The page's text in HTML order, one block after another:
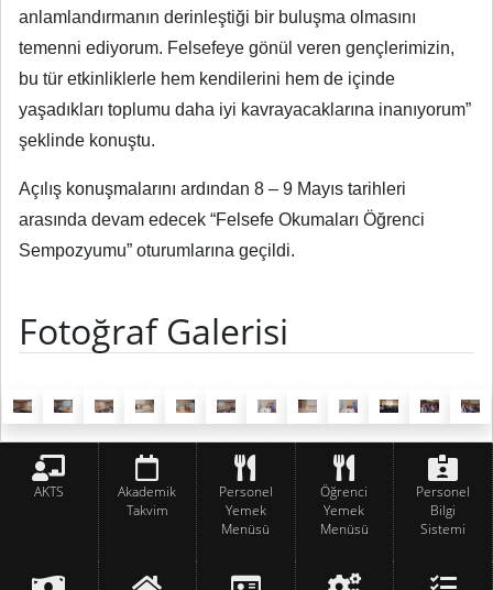
anlamlandırmanın derinleştiği bir buluşma olmasını
temenni ediyorum. Felsefeye gönül veren gençlerimizin,
bu tür etkinliklerle hem kendilerini hem de içinde
yaşadıkları toplumu daha iyi kavrayacaklarına inanıyorum”
şeklinde konuştu.
Açılış konuşmalarını ardından 8 – 9 Mayıs tarihleri
arasında devam edecek “Felsefe Okumaları Öğrenci
Sempozyumu” oturumlarına geçildi.
Fotoğraf Galerisi
AKTS
Akademik
Takvim
Personel
Yemek
Menüsü
Öğrenci
Yemek
Menüsü
Personel
Bilgi
Sistemi